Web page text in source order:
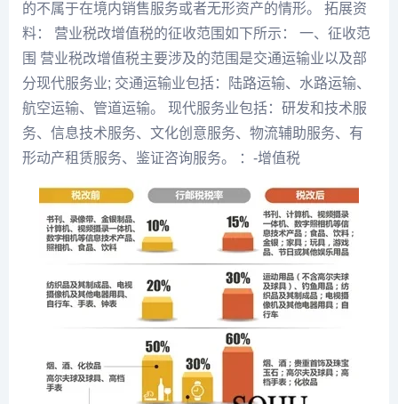
的不属于在境内销售服务或者无形资产的情形。 拓展资
料： 营业税改增值税的征收范围如下所示： 一、征收范
围 营业税改增值税主要涉及的范围是交通运输业以及部
分现代服务业; 交通运输业包括：陆路运输、水路运输、
航空运输、管道运输。 现代服务业包括：研发和技术服
务、信息技术服务、文化创意服务、物流辅助服务、有
形动产租赁服务、鉴证咨询服务。 ：-增值税